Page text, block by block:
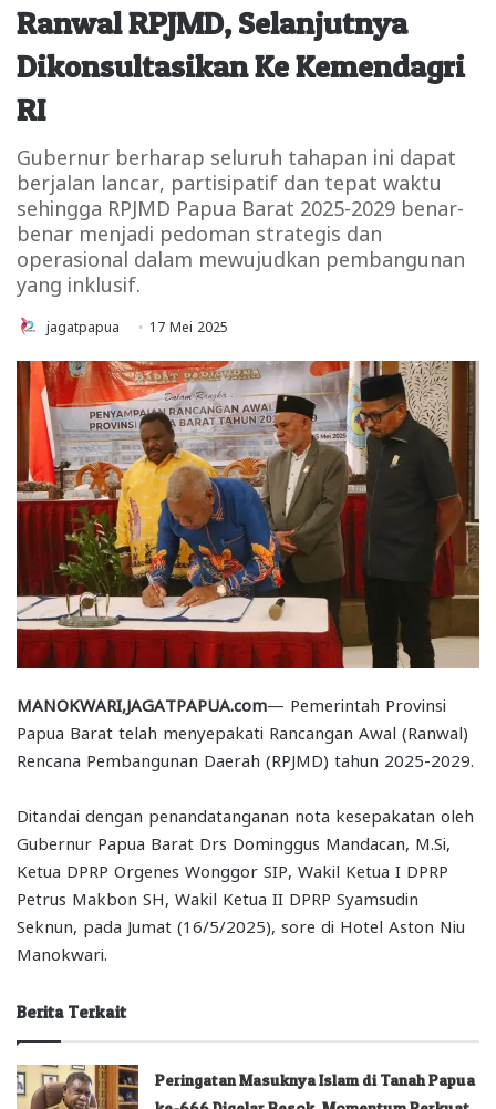
Ranwal RPJMD, Selanjutnya
Dikonsultasikan Ke Kemendagri
RI
Gubernur berharap seluruh tahapan ini dapat
berjalan lancar, partisipatif dan tepat waktu
sehingga RPJMD Papua Barat 2025-2029 benar-
benar menjadi pedoman strategis dan
operasional dalam mewujudkan pembangunan
yang inklusif.
jagatpapua 17 Mei 2025
MANOKWARI,JAGATPAPUA.com— Pemerintah Provinsi
Papua Barat telah menyepakati Rancangan Awal (Ranwal)
Rencana Pembangunan Daerah (RPJMD) tahun 2025-2029.
Ditandai dengan penandatanganan nota kesepakatan oleh
Gubernur Papua Barat Drs Dominggus Mandacan, M.Si,
Ketua DPRP Orgenes Wonggor SIP, Wakil Ketua I DPRP
Petrus Makbon SH, Wakil Ketua II DPRP Syamsudin
Seknun, pada Jumat (16/5/2025), sore di Hotel Aston Niu
Manokwari.
Berita Terkait
Peringatan Masuknya Islam di Tanah Papua